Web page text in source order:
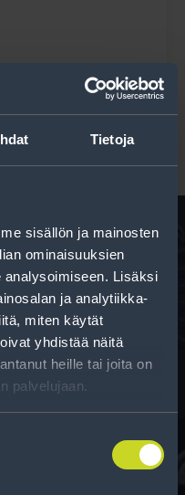
Tietoja
sisällön ja mainosten
ominaisuuksien
Lisäksi
ja analytiikka-
miten käytät
yhdistää näitä
heille tai joita on
palvelujaan.
kokoisen renkaan,